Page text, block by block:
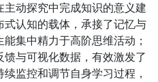
动探究中完成知识的意义建
认知的载体，承接了记忆与
集中精力于高阶思维活动；
与可视化数据，有效激发了
监控和调节自身学习过程，